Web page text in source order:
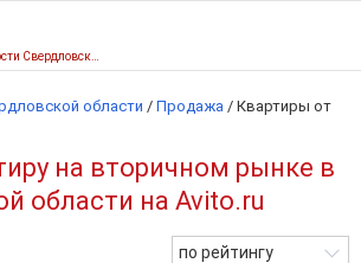
области / Продажа / Квартиры от
на вторичном рынке в
области на Avito.ru
по рейтингу